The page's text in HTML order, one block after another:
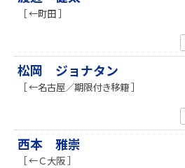
［ ←町田 ］
松岡 ジョナタン
［ ←名古屋／期限付き移籍 ］
西本 雅崇
［ ←Ｃ大阪 ］